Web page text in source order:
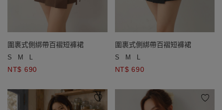
圍裹式側綁帶百褶短褲裙
S M L
NT$ 690
圍裹式側綁帶百褶短褲裙
S M L
NT$ 690